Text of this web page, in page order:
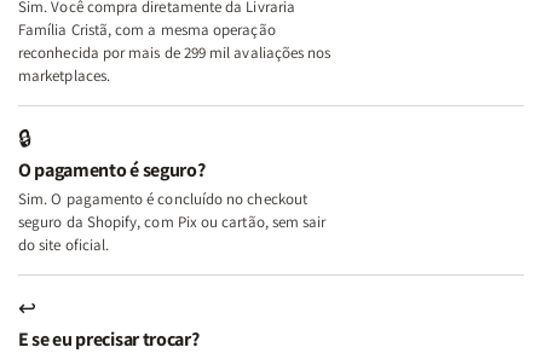
+
A
Mulher
Lar
+
A
Lar
Sim. Você compra diretamente da Livraria
Família Cristã, com a mesma operação
reconhecida por mais de 299 mil avaliações nos
marketplaces.
🔒
O pagamento é seguro?
Sim. O pagamento é concluído no checkout
seguro da Shopify, com Pix ou cartão, sem sair
do site oficial.
↩
E se eu precisar trocar?